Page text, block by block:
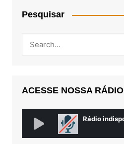
Pesquisar
ACESSE NOSSA RÁDIO